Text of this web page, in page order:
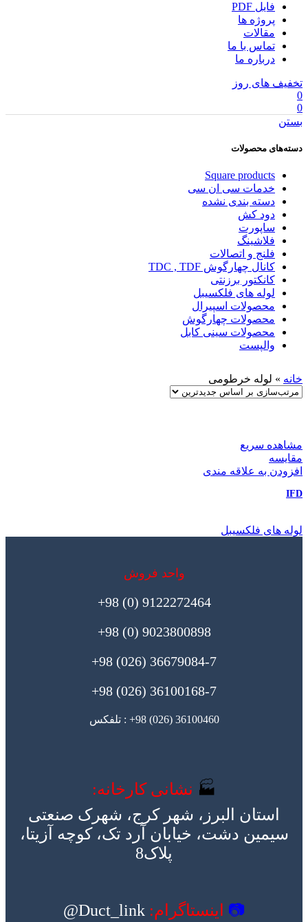
فایل PDF
پروژه ها
مقالات
تماس با ما
درباره ما
تخفیف های روز
0
0
بستن
دسته‌های محصولات
Square products
خدمات سی ان سی
دسته بندی نشده
دود کش
ساپورت
فلاشینگ
فلنج و اتصالات
کانال چهارگوش TDC , TDF
کانکتور برزنتی
لوله های فلکسیبل
محصولات اسپیرال
محصولات چهارگوش
محصولات سینی کابل
والپست
خانه » لوله خرطومی
مشاهده سریع
مقایسه
افزودن به علاقه مندی
IFD
لوله های فلکسیبل
واحد فروش
9122272464 (0) 98+
9023800898 (0) 98+
36679084-7 (026) 98+
36100168-7 (026) 98+
36100460 (026) 98+ : تلفکس
🏭 نشانی کارخانه:
استان البرز، شهر کرج، شهرک صنعتی
سیمین دشت، خیابان آرد تک، کوچه آزیتا،
پلاک8
📷 اینستاگرام: